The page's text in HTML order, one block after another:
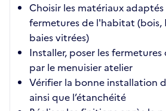
Choisir les matériaux
fermetures de l'habitat (bois,
baies vitrées)
Installer, poser les
par le menuisier atelier
Vérifier la bonne installation
ainsi que l’étanchéité